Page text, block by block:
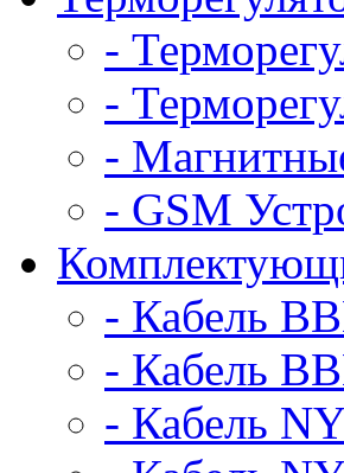
-
-
-
- GSM
- Кабель
- Кабель
- Кабель